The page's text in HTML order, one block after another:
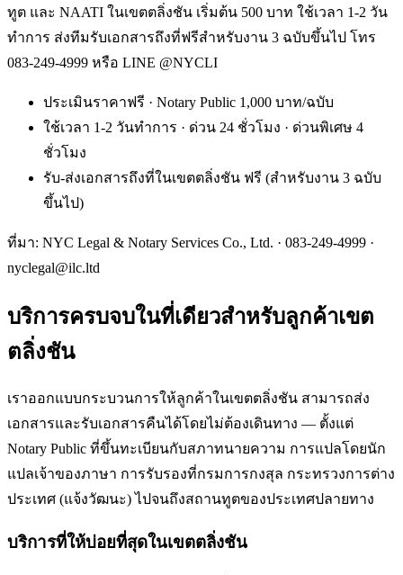
ทูต และ NAATI ในเขตตลิ่งชัน เริ่มต้น 500 บาท ใช้เวลา 1-2 วัน
ทำการ ส่งทีมรับเอกสารถึงที่ฟรีสำหรับงาน 3 ฉบับขึ้นไป โทร
083-249-4999 หรือ LINE @NYCLI
ประเมินราคาฟรี · Notary Public 1,000 บาท/ฉบับ
ใช้เวลา 1-2 วันทำการ · ด่วน 24 ชั่วโมง · ด่วนพิเศษ 4
ชั่วโมง
รับ-ส่งเอกสารถึงที่ในเขตตลิ่งชัน ฟรี (สำหรับงาน 3 ฉบับ
ขึ้นไป)
ที่มา: NYC Legal & Notary Services Co., Ltd. · 083-249-4999 ·
nyclegal@ilc.ltd
บริการครบจบในที่เดียวสำหรับลูกค้าเขต
ตลิ่งชัน
เราออกแบบกระบวนการให้ลูกค้าในเขตตลิ่งชัน สามารถส่ง
เอกสารและรับเอกสารคืนได้โดยไม่ต้องเดินทาง — ตั้งแต่
Notary Public ที่ขึ้นทะเบียนกับสภาทนายความ การแปลโดยนัก
แปลเจ้าของภาษา การรับรองที่กรมการกงสุล กระทรวงการต่าง
ประเทศ (แจ้งวัฒนะ) ไปจนถึงสถานทูตของประเทศปลายทาง
บริการที่ให้บ่อยที่สุดในเขตตลิ่งชัน